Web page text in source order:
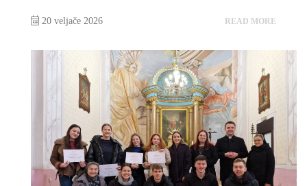
20 veljače 2026 READ MORE